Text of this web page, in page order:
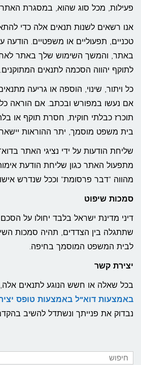
פעילות, מכל סוג שהוא, במסגרת
אנו רשאים לשנות תנאים אלה כדי
טכניים, תפעוליים או משפטיים. הודעה
באתר, והמשך השימוש שלך באתר לאחר
לתוקף יהווה הסכמה לתנאים המתוקנים.
כל ויתור, שינוי, הוספה או גריעה
אם נעשו במפורש ובכתב. אם הוראה
תוכרז כבלתי חוקית, חסרת תוקף או
בית משפט מוסמך, יתר ההוראות
מתפעול האתר כגון שליחת הודעת
מהווה "דבר פרסומת" וככל שנדרש
סמכות שיפוט
דיני מדינת ישראל בלבד יחולו על
שתתגלה בין הצדדים, תהיה סמכות
לבית המשפט המוסמך בחיפה.
יצירת קשר
בכל שאלה או חשש הנוגע לתנאים אלה,
באמצעות דוא"ל באמצעות טופס
נבדוק את פנייתך ונשתדל להשיב